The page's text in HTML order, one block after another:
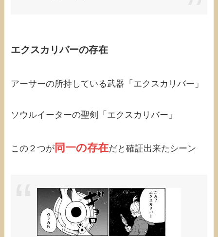
エクスカリバーの存在
アーサーの所持している武器「エクスカリバー」
ソウルイーターの聖剣「エクスカリバー」
この２つが 同一の存在だと確証出来たシーン